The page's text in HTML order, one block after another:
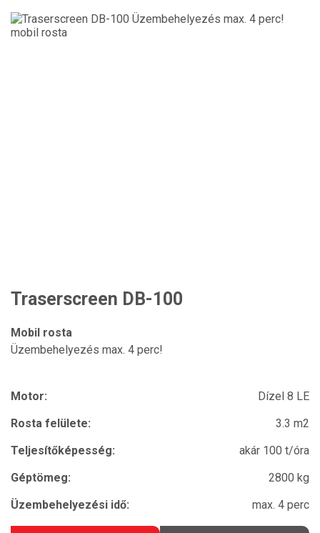
Traserscreen DB-100
Mobil rosta
Üzembehelyezés max. 4 perc!
Motor:
Dízel 8 LE
Rosta felülete:
3.3 m2
Teljesítőképesség:
akár 100 t/óra
Géptömeg:
2800 kg
Üzembehelyezési idő:
max. 4 perc